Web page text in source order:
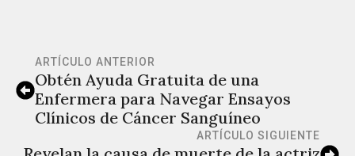
ARTÍCULO ANTERIOR
Obtén Ayuda Gratuita de una
Enfermera para Navegar Ensayos
Clínicos de Cáncer Sanguíneo
ARTÍCULO SIGUIENTE